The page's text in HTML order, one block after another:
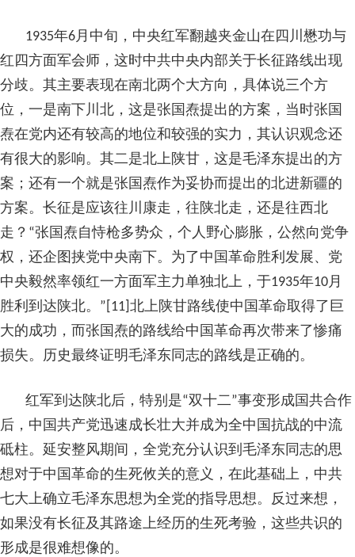
1935年6月中旬，中央红军翻越夹金山在四川懋功与
红四方面军会师，这时中共中央内部关于长征路线出现
分歧。其主要表现在南北两个大方向，具体说三个方
位，一是南下川北，这是张国焘提出的方案，当时张国
焘在党内还有较高的地位和较强的实力，其认识观念还
有很大的影响。其二是北上陕甘，这是毛泽东提出的方
案；还有一个就是张国焘作为妥协而提出的北进新疆的
方案。长征是应该往川康走，往陕北走，还是往西北
走？“张国焘自恃枪多势众，个人野心膨胀，公然向党争
权，还企图挟党中央南下。为了中国革命胜利发展、党
中央毅然率领红一方面军主力单独北上，于1935年10月
胜利到达陕北。”[11]北上陕甘路线使中国革命取得了巨
大的成功，而张国焘的路线给中国革命再次带来了惨痛
损失。历史最终证明毛泽东同志的路线是正确的。
红军到达陕北后，特别是“双十二”事变形成国共合作
后，中国共产党迅速成长壮大并成为全中国抗战的中流
砥柱。延安整风期间，全党充分认识到毛泽东同志的思
想对于中国革命的生死攸关的意义，在此基础上，中共
七大上确立毛泽东思想为全党的指导思想。反过来想，
如果没有长征及其路途上经历的生死考验，这些共识的
形成是很难想像的。